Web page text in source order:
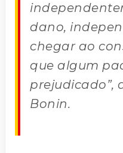
dano,
chegar ao
que algum
prejudicado”,
Bonin.